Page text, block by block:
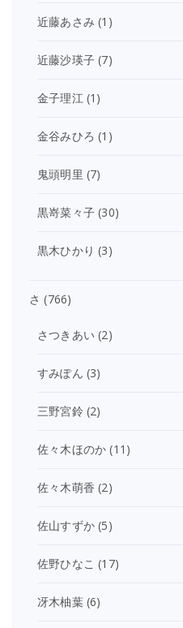
近藤あさみ (1)
近藤沙瑛子 (7)
金子理江(1)
金谷みひろ (1)
鬼頭明里 (7)
黒嵜菜々子 (30)
黒木ひかり (3)
さ (766)
さつきあい (2)
すみぽん (3)
三野宮鈴(2)
佐々木ほのか (11)
佐々木萌香 (2)
佐山すずか (5)
佐野ひなこ (17)
冴木柚葉(6)